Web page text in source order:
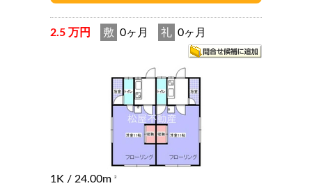
2.5 万円 敷 0ヶ月 礼 0ヶ月
1K / 24.00m 2